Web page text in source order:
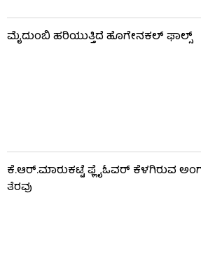
ಮೈದುಂಬಿ ಹರಿಯುತ್ತಿದೆ ಹೊಗೇನಕಲ್ ಫಾಲ್ಸ್
ಕೆ.ಆರ್​.ಮಾರುಕಟ್ಟೆ ಫ್ಲೈಓವರ್ ಕೆಳಗಿರುವ
ತೆರವು